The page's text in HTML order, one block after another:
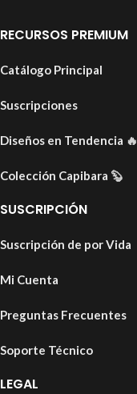
RECURSOS PREMIUM
Catálogo Principal
Suscripciones
Diseños en Tendencia 🔥
Colección Capibara 🦫
SUSCRIPCIÓN
Suscripción de por Vida
Mi Cuenta
Preguntas Frecuentes
Soporte Técnico
LEGAL